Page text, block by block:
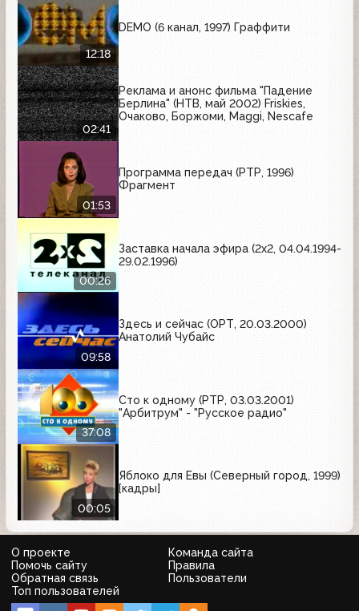
12:18
DEMO (6 канал, 1997) Граффити
02:41
Реклама и анонс фильма "Падение
Берлина" (НТВ, май 2002) Friskies,
Очаково, Боржоми, Maggi, Nescafe
01:53
Программа передач (РТР, 1996)
Фрагмент
00:26
Заставка начала эфира (2x2, 04.04.1994-
29.02.1996)
09:58
Здесь и сейчас (ОРТ, 20.03.2000)
Анатолий Чубайс
37:08
Сто к одному (РТР, 03.03.2001)
"Арбитрум" - "Русское радио"
00:05
Яблоко для Евы (Северный город, 1999)
[кадры]
О проекте
Команда сайта
Помочь сайту
Правила
Обратная связь
Пользователи
Топ пользователей